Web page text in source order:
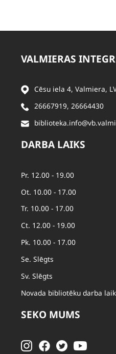
VALMIERAS
Cēsu iela 4, Valmiera,
26667919, 26664430
DARBA LAIKS
Pr. 12.00 - 19.00
Ot. 10.00 - 17.00
Tr. 10.00 - 17.00
Ct. 12.00 - 19.00
Pk. 10.00 - 17.00
Se. Slēgts
Sv. Slēgts
Novada bibliotēku darba
SEKO MUMS